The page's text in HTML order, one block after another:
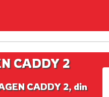
CADDY 2
CADDY 2, din